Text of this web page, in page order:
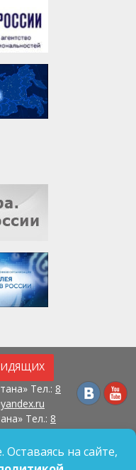
Тел.: 8
Тел.: 8
на сайте,